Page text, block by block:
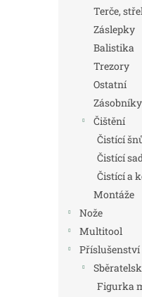
Terče,
Záslepky
Balistika
Trezory
Ostatní
Zásobníky
Čištění
Čistící
Čistící
Čistící a
Montáže
Nože
Multitool
Příslušenství
Figurka